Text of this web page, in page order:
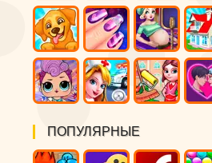
ПОПУЛЯРНЫЕ